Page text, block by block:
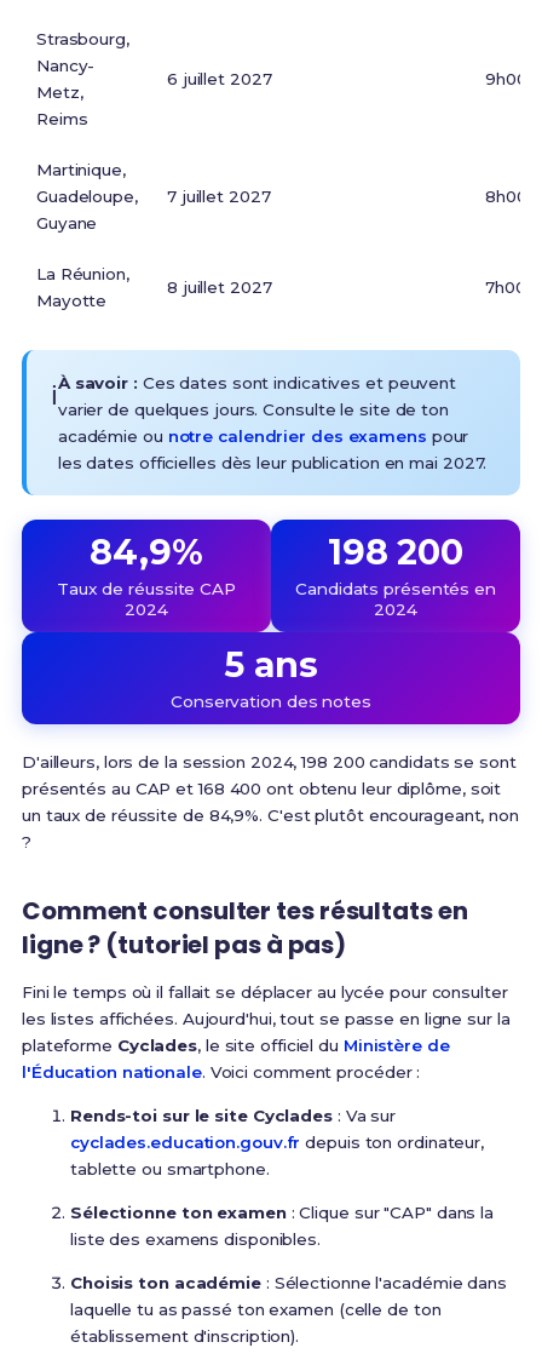
Strasbourg,
Nancy-
Metz,
Reims
6 juillet 2027 9h00
Martinique,
Guadeloupe,
Guyane
7 juillet 2027 8h00
La Réunion,
Mayotte
8 juillet 2027 7h00
ℹ️À savoir : Ces dates sont indicatives et peuvent
varier de quelques jours. Consulte le site de ton
académie ou notre calendrier des examens pour
les dates officielles dès leur publication en mai 2027.
84,9%
Taux de réussite CAP
2024
198 200
Candidats présentés en
2024
5 ans
Conservation des notes
D'ailleurs, lors de la session 2024, 198 200 candidats se sont
présentés au CAP et 168 400 ont obtenu leur diplôme, soit
un taux de réussite de 84,9%. C'est plutôt encourageant, non
?
Comment consulter tes résultats en
ligne ? (tutoriel pas à pas)
Fini le temps où il fallait se déplacer au lycée pour consulter
les listes affichées. Aujourd'hui, tout se passe en ligne sur la
plateforme Cyclades, le site officiel du Ministère de
l'Éducation nationale. Voici comment procéder :
Rends-toi sur le site Cyclades: Va sur
cyclades.education.gouv.fr depuis ton ordinateur,
tablette ou smartphone.
Sélectionne ton examen: Clique sur "CAP" dans la
liste des examens disponibles.
Choisis ton académie: Sélectionne l'académie dans
laquelle tu as passé ton examen (celle de ton
établissement d'inscription).